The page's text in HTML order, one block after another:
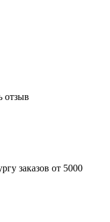
отзыв
заказов от 5000